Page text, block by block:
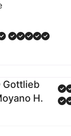
Gottlieb
H.